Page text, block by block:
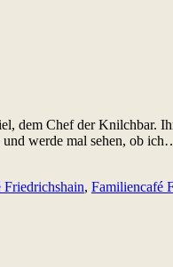
dem Chef der Knilchbar.
werde mal sehen, ob
, Familiencafé